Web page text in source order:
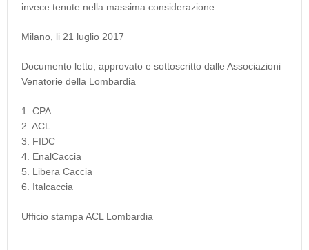
invece tenute nella massima considerazione.
Milano, li 21 luglio 2017
Documento letto, approvato e sottoscritto dalle Associazioni
Venatorie della Lombardia
1. CPA
2. ACL
3. FIDC
4. EnalCaccia
5. Libera Caccia
6. Italcaccia
Ufficio stampa ACL Lombardia